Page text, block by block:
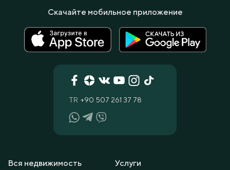
Вся недвижимость Услуги
TR +90 507 261 37 78
Скачайте мобильное приложение